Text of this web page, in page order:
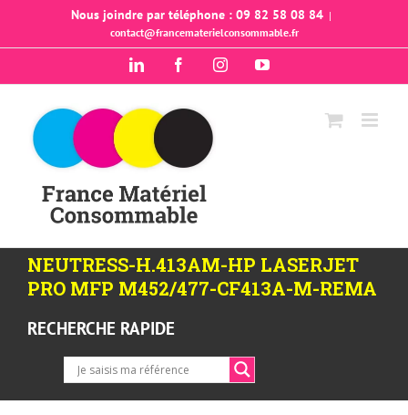
Nous joindre par téléphone : 09 82 58 08 84 |
contact@francematerielconsommable.fr
LinkedIn FacebookInstagramYouTube
NEUTRESS-H.413AM-HP LASERJET
PRO MFP M452/477-CF413A-M-REMA
RECHERCHE RAPIDE